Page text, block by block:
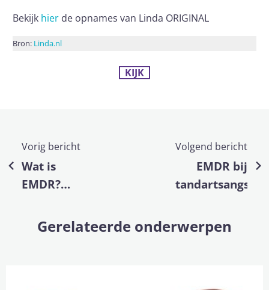
Bekijk hier de opnames van Linda ORIGINAL
Bron: Linda.nl
KIJK
Vorig bericht
Wat is
EMDR?
met GZ-
Volgend bericht
EMDR bij
tandartsangst
Gerelateerde onderwerpen